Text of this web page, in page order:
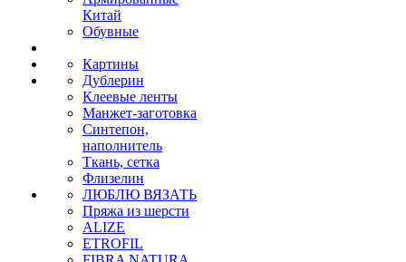
Китай
Обувные
Картины
Дублерин
Клеевые ленты
Манжет-заготовка
Синтепон,
наполнитель
Ткань, сетка
Флизелин
ЛЮБЛЮ ВЯЗАТЬ
Пряжа из шерсти
ALIZE
ETROFIL